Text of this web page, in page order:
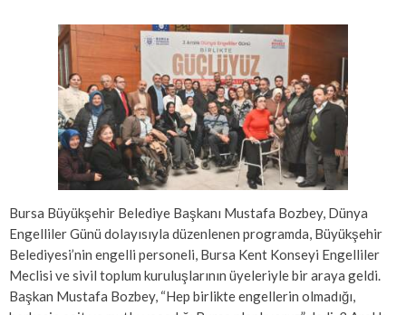
Bursa Büyükşehir Belediye Başkanı Mustafa Bozbey, Dünya
Engelliler Günü dolayısıyla düzenlenen programda, Büyükşehir
Belediyesi’nin engelli personeli, Bursa Kent Konseyi Engelliler
Meclisi ve sivil toplum kuruluşlarının üyeleriyle bir araya geldi.
Başkan Mustafa Bozbey, “Hep birlikte engellerin olmadığı,